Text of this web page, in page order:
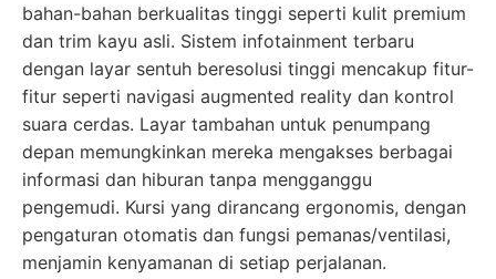
bahan-bahan berkualitas tinggi seperti kulit premium
dan trim kayu asli. Sistem infotainment terbaru
dengan layar sentuh beresolusi tinggi mencakup fitur-
fitur seperti navigasi augmented reality dan kontrol
suara cerdas. Layar tambahan untuk penumpang
depan memungkinkan mereka mengakses berbagai
informasi dan hiburan tanpa mengganggu
pengemudi. Kursi yang dirancang ergonomis, dengan
pengaturan otomatis dan fungsi pemanas/ventilasi,
menjamin kenyamanan di setiap perjalanan.